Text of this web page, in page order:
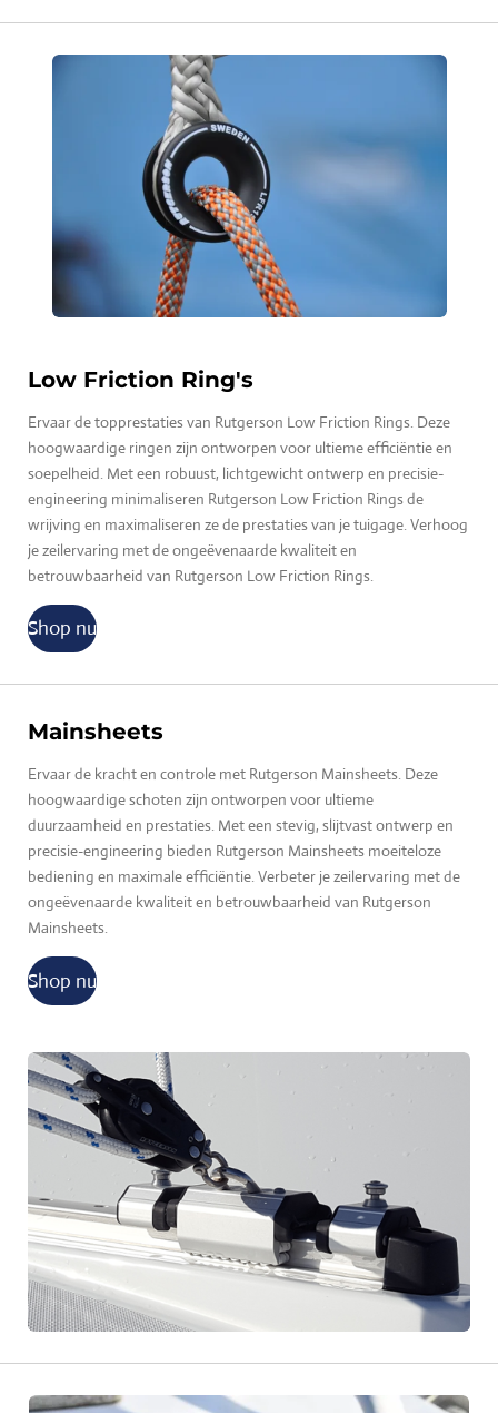
Low Friction Ring's
Ervaar de topprestaties van Rutgerson Low Friction Rings. Deze
hoogwaardige ringen zijn ontworpen voor ultieme efficiëntie en
soepelheid. Met een robuust, lichtgewicht ontwerp en precisie-
engineering minimaliseren Rutgerson Low Friction Rings de
wrijving en maximaliseren ze de prestaties van je tuigage. Verhoog
je zeilervaring met de ongeëvenaarde kwaliteit en
betrouwbaarheid van Rutgerson Low Friction Rings.
Shop nu
Mainsheets
Ervaar de kracht en controle met Rutgerson Mainsheets. Deze
hoogwaardige schoten zijn ontworpen voor ultieme
duurzaamheid en prestaties. Met een stevig, slijtvast ontwerp en
precisie-engineering bieden Rutgerson Mainsheets moeiteloze
bediening en maximale efficiëntie. Verbeter je zeilervaring met de
ongeëvenaarde kwaliteit en betrouwbaarheid van Rutgerson
Mainsheets.
Shop nu